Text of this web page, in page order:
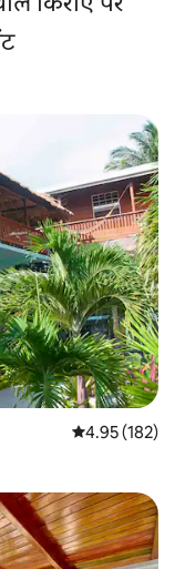
औसत रेटिंग 5 में से
4.95 (182)